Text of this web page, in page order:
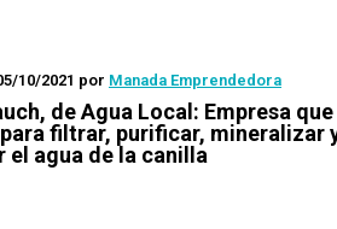
10/2021 por Manada Emprendedora
de Agua Local: Empresa
filtrar, purificar, mineralizar
el agua de la canilla